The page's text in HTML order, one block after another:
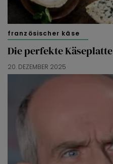
französischer käse
Die perfekte Käseplatte
20. DEZEMBER 2025